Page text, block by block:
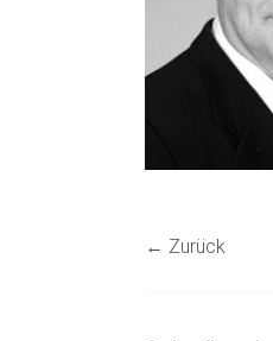
← Zurück